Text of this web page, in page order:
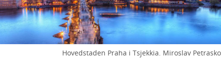
Hovedstaden Praha i Tsjekkia. Miroslav Petrasko